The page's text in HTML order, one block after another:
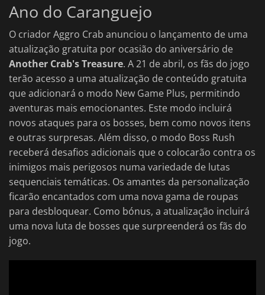
Ano do Caranguejo
O criador Aggro Crab anunciou o lançamento de uma
atualização gratuita por ocasião do aniversário de
Another Crab's Treasure. A 21 de abril, os fãs do jogo
terão acesso a uma atualização de conteúdo gratuita
que adicionará o modo New Game Plus, permitindo
aventuras mais emocionantes. Este modo incluirá
novos ataques para os bosses, bem como novos itens
e outras surpresas. Além disso, o modo Boss Rush
receberá desafios adicionais que o colocarão contra os
inimigos mais perigosos numa variedade de lutas
sequenciais temáticas. Os amantes da personalização
ficarão encantados com uma nova gama de roupas
para desbloquear. Como bónus, a atualização incluirá
uma nova luta de bosses que surpreenderá os fãs do
jogo.